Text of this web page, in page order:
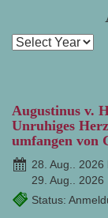
Augustinus v.
Unruhiges
umfangen von
28. Aug.. 2026
29. Aug.. 2026
Status: